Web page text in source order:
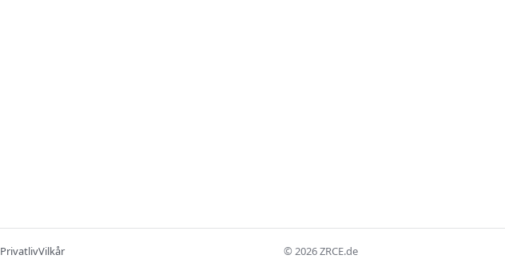
PrivatlivVilkår © 2026ZRCE.de